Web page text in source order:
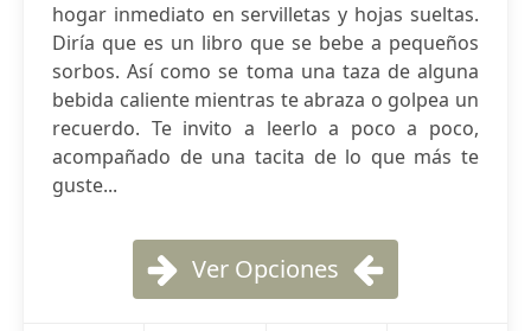
hogar inmediato en servilletas y hojas sueltas.
Diría que es un libro que se bebe a pequeños
sorbos. Así como se toma una taza de alguna
bebida caliente mientras te abraza o golpea un
recuerdo. Te invito a leerlo a poco a poco,
acompañado de una tacita de lo que más te
guste...
Ver Opciones